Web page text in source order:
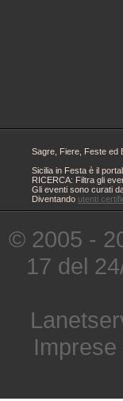
Sagre, Fiere, Feste ed
Sicilia in Festa è il
RICERCA: Filtra gli
Gli eventi sono curati
Diventando utenti
© 2005 -
17 del